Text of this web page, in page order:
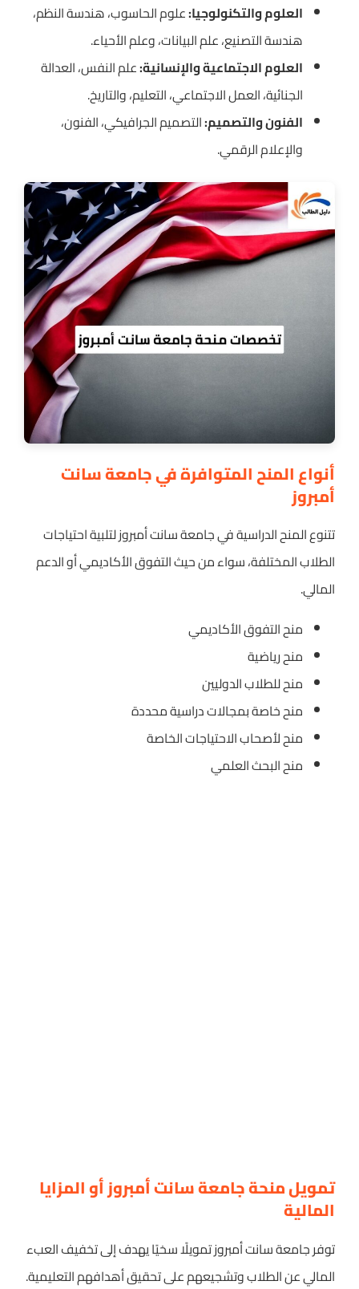
العلوم والتكنولوجيا:علوم الحاسوب، هندسة النظم،
هندسة التصنيع، علم البيانات، وعلم الأحياء.
العلوم الاجتماعية والإنسانية:علم النفس، العدالة
الجنائية، العمل الاجتماعي، التعليم، والتاريخ.
الفنون والتصميم:التصميم الجرافيكي، الفنون،
والإعلام الرقمي.
أنواع المنح المتوافرة في جامعة سانت
أمبروز
تتنوع المنح الدراسية في جامعة سانت أمبروز لتلبية احتياجات
الطلاب المختلفة، سواء من حيث التفوق الأكاديمي أو الدعم
المالي.
منح التفوق الأكاديمي
منح رياضية
منح للطلاب الدوليين
منح خاصة بمجالات دراسية محددة
منح لأصحاب الاحتياجات الخاصة
منح البحث العلمي
تمويل منحة جامعة سانت أمبروز أو المزايا
المالية
توفر جامعة سانت أمبروز تمويلًا سخيًا يهدف إلى تخفيف العبء
المالي عن الطلاب وتشجيعهم على تحقيق أهدافهم التعليمية.